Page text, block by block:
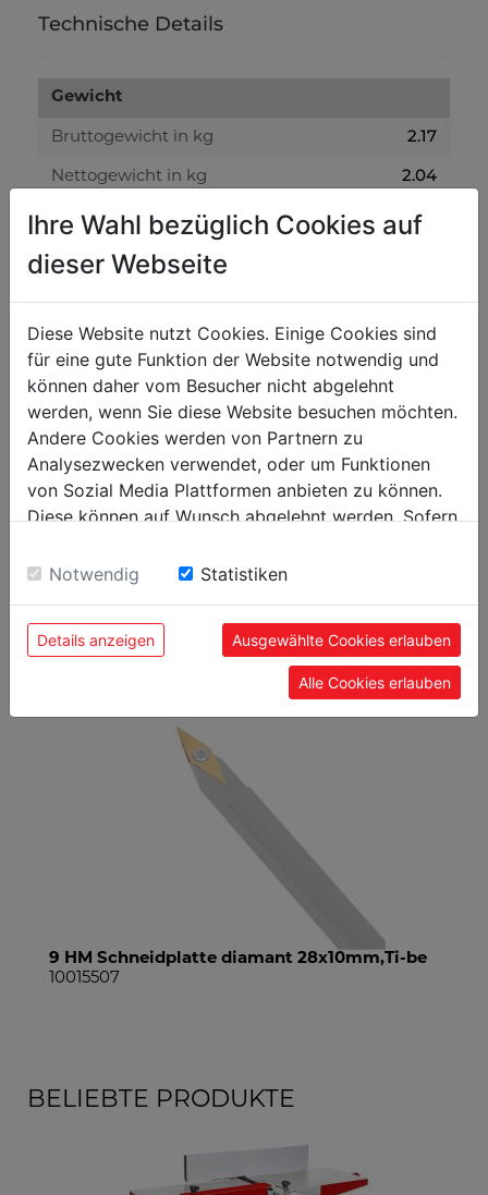
Technische Details
Gewicht
Bruttogewicht in kg 2.17
Nettogewicht in kg 2.04
Verpackungshöhe in mm 61
Allgemeine Daten
EAN Code 9120132140311
PRODUKT
9 HM Schneidplatte diamant 28x10mm,Ti-be
10015507
BELIEBTE PRODUKTE
Ihre Wahl bezüglich Cookies auf
dieser Webseite
Diese Website nutzt Cookies. Einige Cookies sind
für eine gute Funktion der Website notwendig und
können daher vom Besucher nicht abgelehnt
werden, wenn Sie diese Website besuchen möchten.
Andere Cookies werden von Partnern zu
Analysezwecken verwendet, oder um Funktionen
von Sozial Media Plattformen anbieten zu können.
Diese können auf Wunsch abgelehnt werden. Sofern
Einwilligung zu unseren Cookies.
Notwendig Statistiken
Details anzeigen Ausgewählte Cookies erlauben
Alle Cookies erlauben